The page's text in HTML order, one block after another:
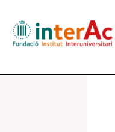
contingut